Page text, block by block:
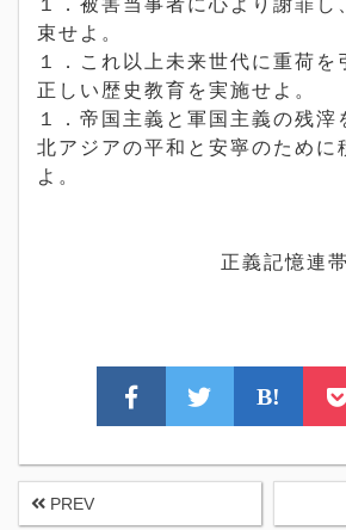
束せよ。
１．これ以上未来世代に重荷を
正しい歴史教育を実施せよ。
１．帝国主義と軍国主義の残滓
北アジアの平和と安寧のために
よ。
正義記憶連
B!
PREV